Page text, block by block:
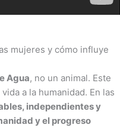
mujeres y cómo influye
Agua, no un animal. Este
a la humanidad. En las
independientes y
y el progreso